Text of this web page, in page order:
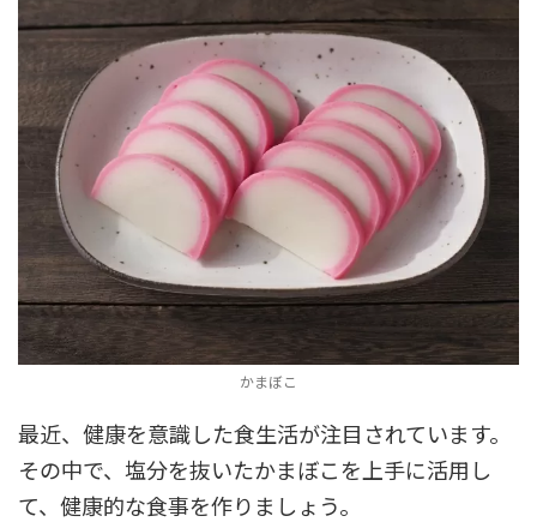
かまぼこ
最近、健康を意識した食生活が注目されています。
その中で、塩分を抜いたかまぼこを上手に活用し
て、健康的な食事を作りましょう。